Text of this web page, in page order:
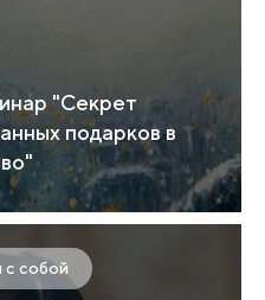
"Секрет
подарков в
с собой